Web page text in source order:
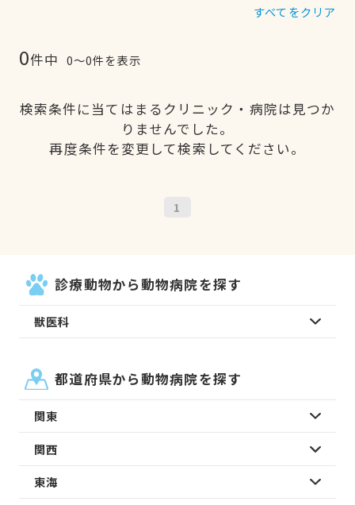
すべてをクリア
0件中 0〜0件を表示
検索条件に当てはまるクリニック・病院は見つか
りませんでした。
再度条件を変更して検索してください。
1
診療動物から動物病院を探す
獣医科
都道府県から動物病院を探す
関東
関西
東海